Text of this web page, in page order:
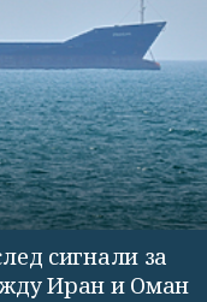
сигнали за
Иран и Оман